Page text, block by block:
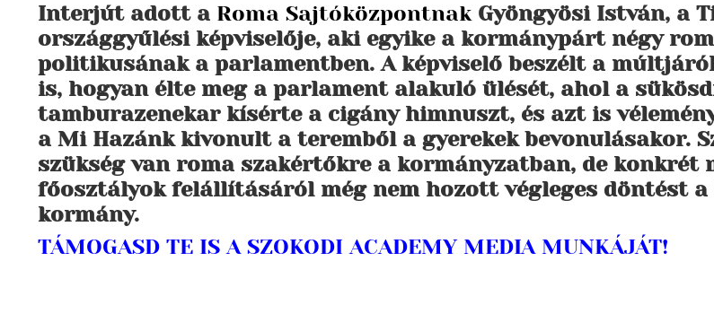
Interjút adott a Roma SajtóközpontnakGyöngyösi István, a
országgyűlési képviselője, aki egyike a kormánypárt négy
politikusának a parlamentben. A képviselő beszélt a
is, hogyan élte meg a parlament alakuló ülését, ahol a
tamburazenekar kísérte a cigány himnuszt, és azt is
a Mi Hazánk kivonult a teremből a gyerekek bevonulásakor.
szükség van roma szakértőkre a kormányzatban, de
főosztályok felállításáról még nem hozott végleges döntést a
kormány.
TÁMOGASD TE IS A SZOKODI ACADEMY MEDIA MUNKÁJÁT!